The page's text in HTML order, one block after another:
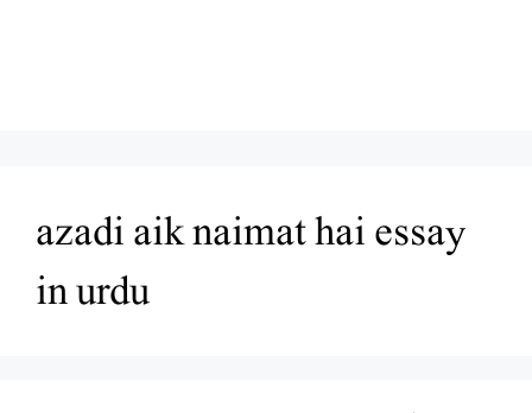
azadi aik naimat hai essay
in urdu